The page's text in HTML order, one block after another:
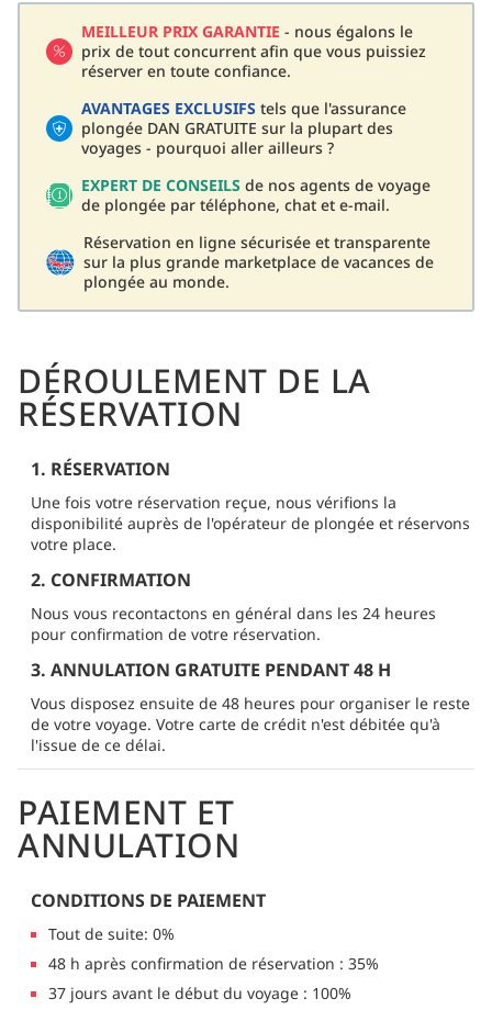
MEILLEUR PRIX GARANTIE - nous égalons le
prix de tout concurrent afin que vous puissiez
réserver en toute confiance.
AVANTAGES EXCLUSIFS tels que l'assurance
plongée DAN GRATUITE sur la plupart des
voyages - pourquoi aller ailleurs ?
EXPERT DE CONSEILS de nos agents de voyage
de plongée par téléphone, chat et e-mail.
Réservation en ligne sécurisée et transparente
sur la plus grande marketplace de vacances de
plongée au monde.
DÉROULEMENT DE LA
RÉSERVATION
1. RÉSERVATION
Une fois votre réservation reçue, nous vérifions la
disponibilité auprès de l'opérateur de plongée et réservons
votre place.
2. CONFIRMATION
Nous vous recontactons en général dans les 24 heures
pour confirmation de votre réservation.
3. ANNULATION GRATUITE PENDANT 48 H
Vous disposez ensuite de 48 heures pour organiser le reste
de votre voyage. Votre carte de crédit n'est débitée qu'à
l'issue de ce délai.
PAIEMENT ET
ANNULATION
CONDITIONS DE PAIEMENT
Tout de suite: 0%
48 h après confirmation de réservation : 35%
37 jours avant le début du voyage : 100%